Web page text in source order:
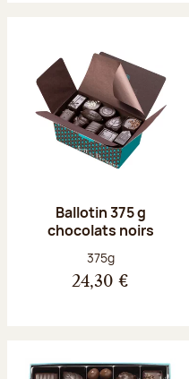
Ballotin 375 g
chocolats noirs
Poids net :
375g
24,30 €